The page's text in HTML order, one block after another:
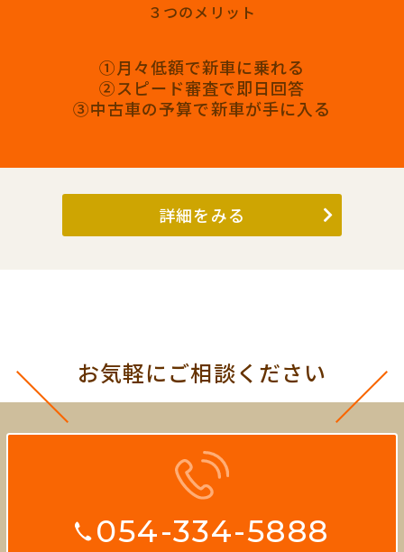
３つのメリット
①月々低額で新車に乗れる
②スピード審査で即日回答
③中古車の予算で新車が手に入る
詳細をみる
お気軽にご相談ください
054-334-5888